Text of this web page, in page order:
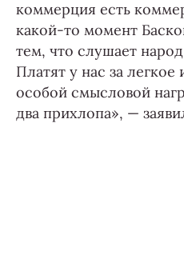
коммерция есть
какой-то момент
тем, что слушает
Платят у нас за легкое
особой смысловой
два прихлопа», —